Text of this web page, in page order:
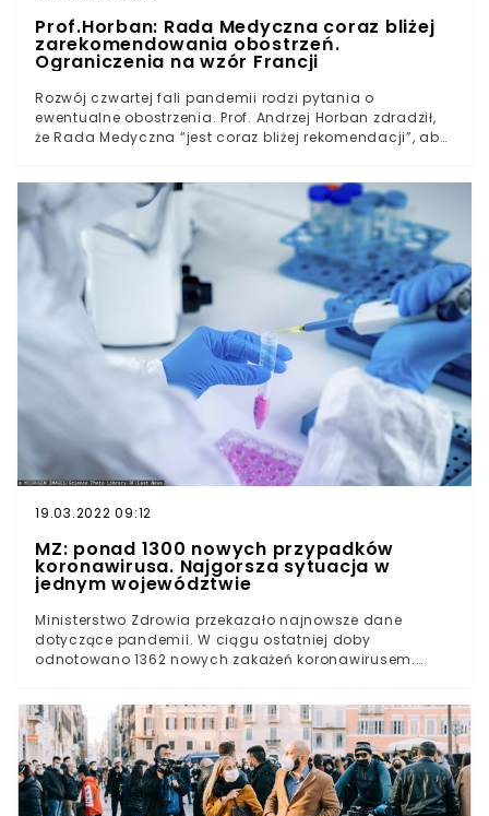
Prof.Horban: Rada Medyczna coraz bliżej
zarekomendowania obostrzeń.
Ograniczenia na wzór Francji
Rozwój czwartej fali pandemii rodzi pytania o
ewentualne obostrzenia. Prof. Andrzej Horban zdradził,
że Rada Medyczna “jest coraz bliżej rekomendacji”, aby
okolicach szczytu czwartej fali.
19.03.2022 09:12
MZ: ponad 1300 nowych przypadków
koronawirusa. Najgorsza sytuacja w
jednym województwie
Ministerstwo Zdrowia przekazało najnowsze dane
dotyczące pandemii. W ciągu ostatniej doby
odnotowano 1362 nowych zakażeń koronawirusem.
dopiero się rozpędza i przewiduje, że w szczycie możemy
osiągnąć poziom aż 40 tys. przypadków dziennie.